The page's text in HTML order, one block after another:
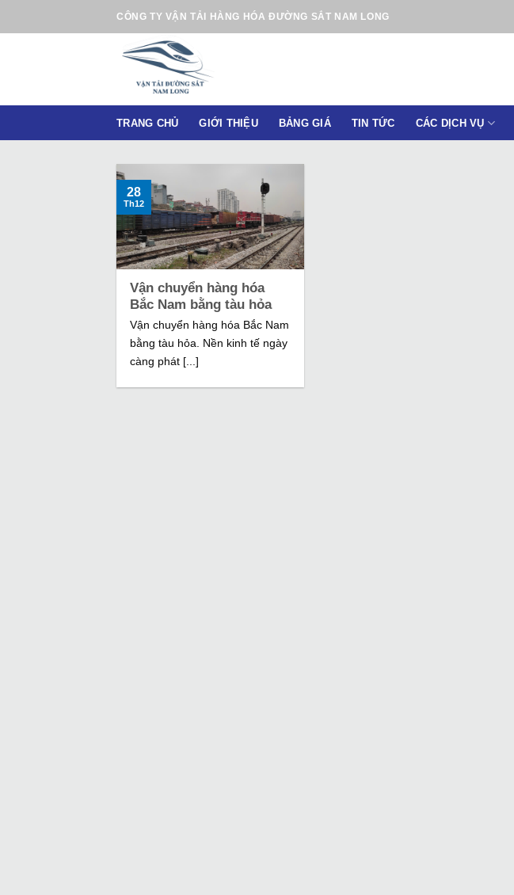
n
CÔNG TY VẬN TẢI HÀNG HÓA ĐƯỜNG SẮT NAM LONG
TRANG CHỦ GIỚI THIỆU BẢNG GIÁ TIN TỨC CÁC DỊCH VỤ
Vận chuyển hàng hóa
Bắc Nam bằng tàu hỏa
Vận chuyển hàng hóa Bắc Nam
bằng tàu hỏa. Nền kinh tế ngày
càng phát [...]
28
Th12